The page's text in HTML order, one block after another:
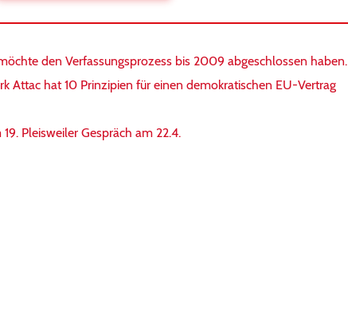
den Verfassungsprozess bis 2009 abgeschlossen haben.
Attac hat 10 Prinzipien für einen demokratischen EU-Vertrag
Pleisweiler Gespräch am 22.4.